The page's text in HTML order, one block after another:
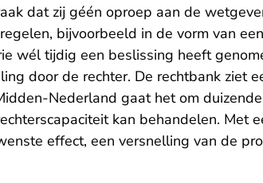
dat zij géén oproep aan de
bijvoorbeeld in de vorm van
wél tijdig een beslissing heeft
door de rechter. De rechtbank ziet
Nederland gaat het om
kan behandelen. Met
effect, een versnelling van de